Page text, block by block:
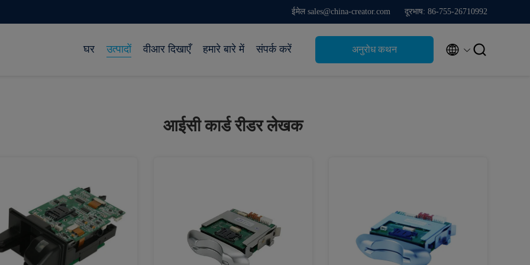
ईमेल sales@china-creator.com दूरभाष: 86-755-26710992
घर उत्पादों वीआर दिखाएँ हमारे बारे में संपर्क करें अनुरोध कथन  
आईसी कार्ड रीडर लेखक